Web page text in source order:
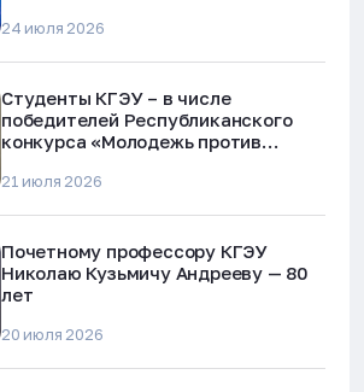
24 июля 2026
Студенты КГЭУ – в числе
победителей Республиканского
конкурса «Молодежь против
мошенничества»
21 июля 2026
Почетному профессору КГЭУ
Николаю Кузьмичу Андрееву — 80
лет
20 июля 2026